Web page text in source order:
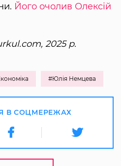
Його очолив Олексій
2025 р.
#Юлія Немцева
В СОЦМЕРЕЖАХ